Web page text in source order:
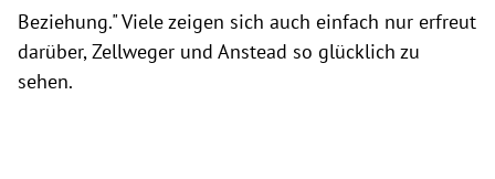
Beziehung." Viele zeigen sich auch einfach nur erfreut
darüber, Zellweger und Anstead so glücklich zu
sehen.